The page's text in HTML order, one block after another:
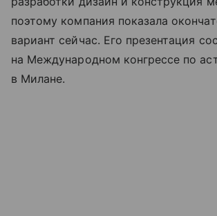
поэтому компания показала
вариант сейчас. Его презентация
на Международном конгрессе по
в Милане.